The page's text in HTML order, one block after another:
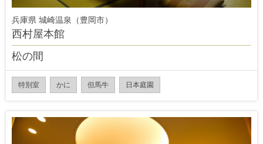
兵庫県 城崎温泉（豊岡市）
西村屋本館
松の間
特別室 かに 但馬牛 日本庭園